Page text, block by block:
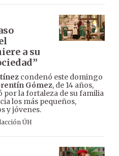
a su
condenó este domingo
Gómez, de 14 años,
por la fortaleza de su familia
los más pequeños,
y jóvenes.
ÚH